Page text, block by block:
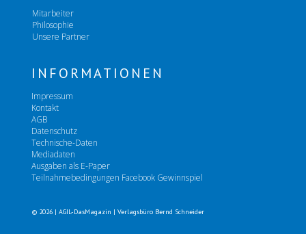
Mitarbeiter
Philosophie
Unsere Partner
INFORMATIONEN
Impressum
Kontakt
AGB
Datenschutz
Technische-Daten
Mediadaten
Ausgaben als E-Paper
Teilnahmebedingungen Facebook Gewinnspiel
© 2026 | AGIL-DasMagazin | Verlagsbüro Bernd Schneider